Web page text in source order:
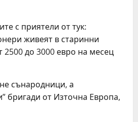
с приятели от тук:
живеят в старинни
до 3000 евро на месец
сънародници, а
бригади от Източна Европа,